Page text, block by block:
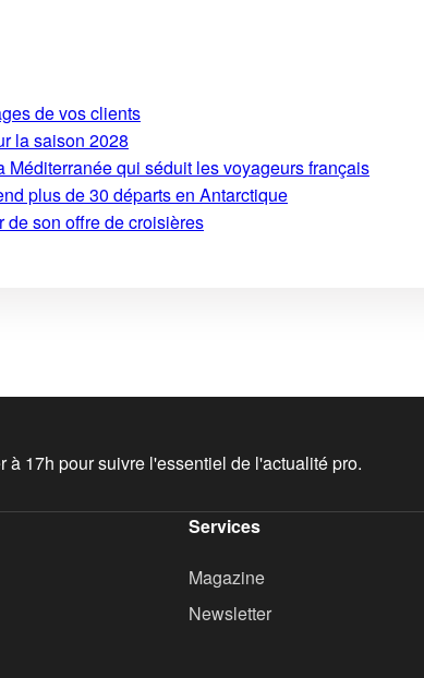
de vos clients
la saison 2028
qui séduit les voyageurs français
plus de 30 départs en Antarctique
son offre de croisières
17h pour suivre l'essentiel de l'actualité pro.
Services
Magazine
Newsletter